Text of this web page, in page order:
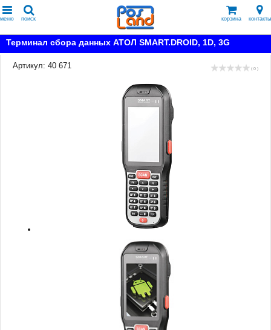
меню поиск корзина контакты
Терминал сбора данных АТОЛ SMART.DROID, 1D, 3G
Артикул: 40 671 ( 0 )